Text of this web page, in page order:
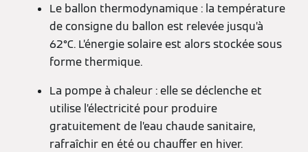
Le ballon thermodynamique : la température
de consigne du ballon est relevée jusqu’à
62°C. L’énergie solaire est alors stockée sous
forme thermique.
La pompe à chaleur : elle se déclenche et
utilise l’électricité pour produire
gratuitement de l’eau chaude sanitaire,
rafraîchir en été ou chauffer en hiver.